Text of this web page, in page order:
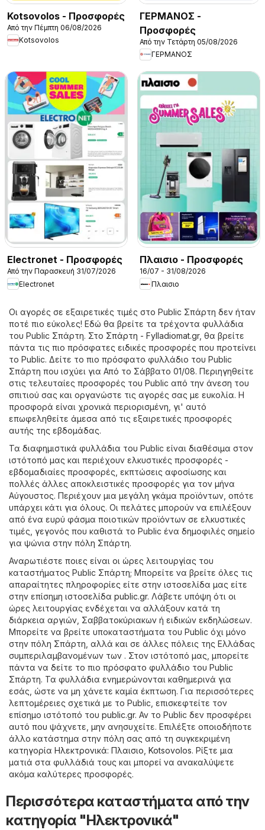
Kotsovolos - Προσφορές
Από την Πέμπτη 06/08/2026
Kotsovolos
ΓΕΡΜΑΝΟΣ -
Προσφορές
Από την Τετάρτη 05/08/2026
ΓΕΡΜΑΝΟΣ
Electronet - Προσφορές
Από την Παρασκευή 31/07/2026
Electronet
Πλαισιο - Προσφορές
16/07 - 31/08/2026
Πλαισιο
Οι αγορές σε εξαιρετικές τιμές στο Public Σπάρτη δεν ήταν
ποτέ πιο εύκολες! Εδώ θα βρείτε τα τρέχοντα φυλλάδια
του Public Σπάρτη. Στο Σπάρτη - Fylladiomat.gr, θα βρείτε
πάντα τις πιο πρόσφατες ειδικές προσφορές που προτείνει
το Public. Δείτε το πιο πρόσφατο φυλλάδιο του Public
Σπάρτη που ισχύει για Από το Σάββατο 01/08. Περιηγηθείτε
στις τελευταίες προσφορές του Public από την άνεση του
σπιτιού σας και οργανώστε τις αγορές σας με ευκολία. Η
προσφορά είναι χρονικά περιορισμένη, γι' αυτό
επωφεληθείτε άμεσα από τις εξαιρετικές προσφορές
αυτής της εβδομάδας.
Τα διαφημιστικά φυλλάδια του Public είναι διαθέσιμα στον
ιστότοπό μας και περιέχουν ελκυστικές προσφορές -
εβδομαδιαίες προσφορές, εκπτώσεις αφοσίωσης και
πολλές άλλες αποκλειστικές προσφορές για τον μήνα
Αύγουστος. Περιέχουν μια μεγάλη γκάμα προϊόντων, οπότε
υπάρχει κάτι για όλους. Οι πελάτες μπορούν να επιλέξουν
από ένα ευρύ φάσμα ποιοτικών προϊόντων σε ελκυστικές
τιμές, γεγονός που καθιστά το Public ένα δημοφιλές σημείο
για ψώνια στην πόλη Σπάρτη.
Αναρωτιέστε ποιες είναι οι ώρες λειτουργίας του
καταστήματος Public Σπάρτη; Μπορείτε να βρείτε όλες τις
απαραίτητες πληροφορίες είτε στην ιστοσελίδα μας είτε
στην επίσημη ιστοσελίδα public.gr. Λάβετε υπόψη ότι οι
ώρες λειτουργίας ενδέχεται να αλλάξουν κατά τη
διάρκεια αργιών, Σαββατοκύριακων ή ειδικών εκδηλώσεων.
Μπορείτε να βρείτε υποκαταστήματα του Public όχι μόνο
στην πόλη Σπάρτη, αλλά και σε άλλες πόλεις της Ελλάδας
συμπεριλαμβανομένων των . Στον ιστότοπό μας, μπορείτε
πάντα να δείτε το πιο πρόσφατο φυλλάδιο του Public
Σπάρτη. Τα φυλλάδια ενημερώνονται καθημερινά για
εσάς, ώστε να μη χάνετε καμία έκπτωση. Για περισσότερες
λεπτομέρειες σχετικά με το Public, επισκεφτείτε τον
επίσημο ιστότοπό του public.gr. Αν το Public δεν προσφέρει
αυτό που ψάχνετε, μην ανησυχείτε. Επιλέξτε οποιοδήποτε
άλλο κατάστημα στην πόλη σας από τη συγκεκριμένη
κατηγορία Hλεκτρονικά: Πλαισιο, Kotsovolos. Ρίξτε μια
ματιά στα φυλλάδιά τους και μπορεί να ανακαλύψετε
ακόμα καλύτερες προσφορές.
Περισσότερα καταστήματα από την
κατηγορία "Hλεκτρονικά"